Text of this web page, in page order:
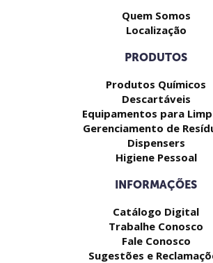
Quem Somos
Localização
PRODUTOS
Produtos Químicos
Descartáveis
Equipamentos para
Gerenciamento de
Dispensers
Higiene Pessoal
INFORMAÇÕES
Catálogo Digital
Trabalhe Conosco
Fale Conosco
Sugestões e